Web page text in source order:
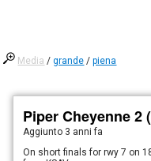
Media /grande /piena
Piper Cheyenne 2
Aggiunto 3 anni fa
On short finals for rwy 7 on